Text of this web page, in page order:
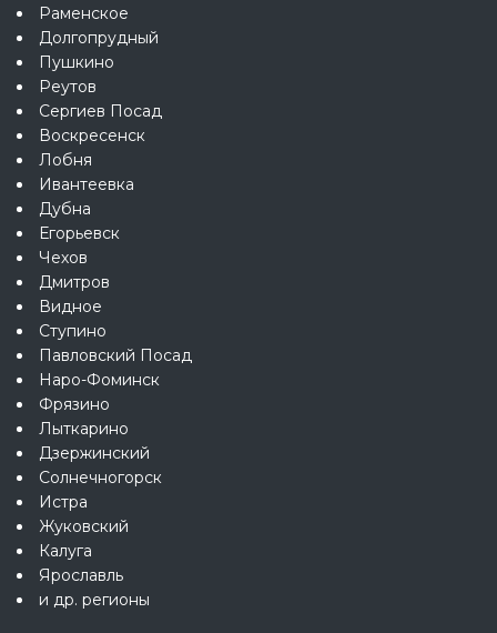
Раменское
Долгопрудный
Пушкино
Реутов
Сергиев Посад
Воскресенск
Лобня
Ивантеевка
Дубна
Егорьевск
Чехов
Дмитров
Видное
Ступино
Павловский Посад
Наро-Фоминск
Фрязино
Лыткарино
Дзержинский
Солнечногорск
Истра
Жуковский
Калуга
Ярославль
и др. регионы